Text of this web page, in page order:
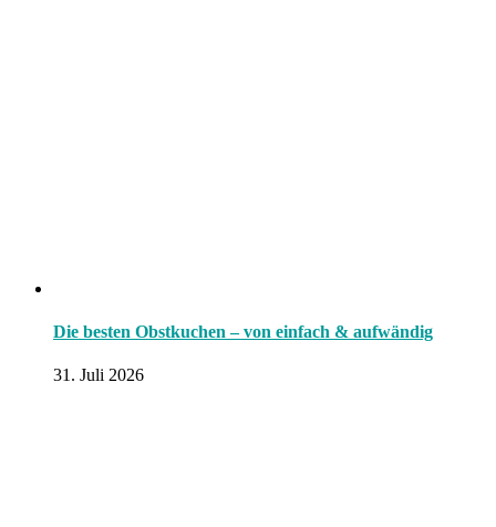
Die besten Obstkuchen – von einfach & aufwändig
31. Juli 2026